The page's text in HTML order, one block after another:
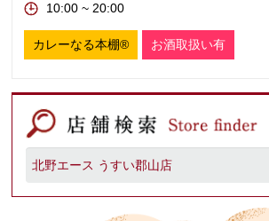
10:00 ~ 20:00
カレーなる本棚® お酒取扱い有